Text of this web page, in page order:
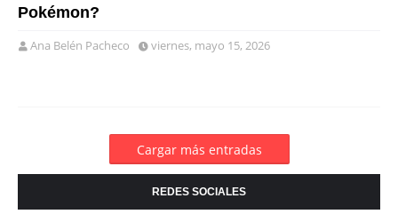
Pokémon?
Ana Belén Pacheco viernes, mayo 15, 2026
Cargar más entradas
REDES SOCIALES